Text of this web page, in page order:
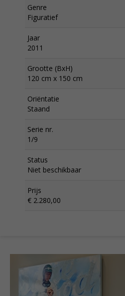
Genre
Figuratief
Jaar
2011
Grootte (BxH)
120 cm x 150 cm
Oriëntatie
Staand
Serie nr.
1/9
Status
Niet beschikbaar
Prijs
€ 2.280,00